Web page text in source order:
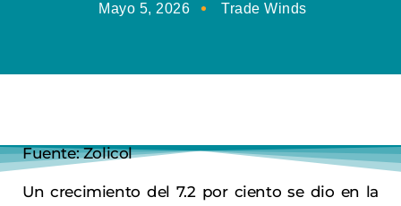
Mayo 5, 2026 Trade Winds
Fuente: Zolicol
Un crecimiento del 7.2 por ciento se dio en la